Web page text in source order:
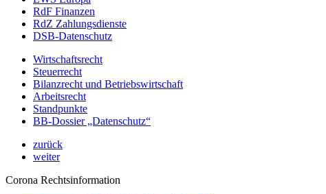
RdF Finanzen
RdZ Zahlungsdienste
DSB-Datenschutz
Wirtschaftsrecht
Steuerrecht
Bilanzrecht und Betriebswirtschaft
Arbeitsrecht
Standpunkte
BB-Dossier „Datenschutz“
zurück
weiter
Corona Rechtsinformation